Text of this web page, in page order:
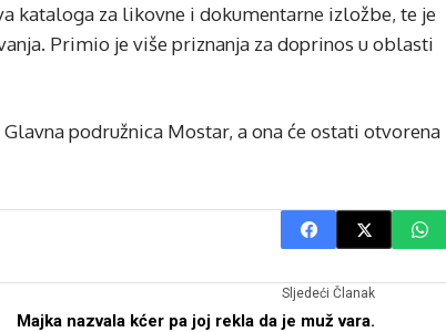
kataloga za likovne i dokumentarne izložbe, te je
Primio je više priznanja za doprinos u oblasti
podružnica Mostar, a ona će ostati otvorena
Sljedeći Članak
Majka nazvala kćer pa joj rekla da je muž vara.